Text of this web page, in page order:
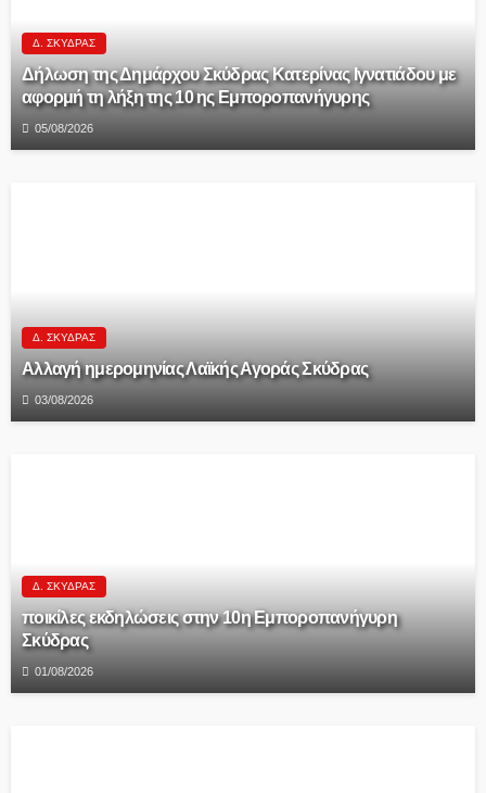
Δ. ΣΚΎΔΡΑΣ
Δήλωση της Δημάρχου Σκύδρας Κατερίνας Ιγνατιάδου με
αφορμή τη λήξη της 10 ης Εμποροπανήγυρης
05/08/2026
Δ. ΣΚΎΔΡΑΣ
Αλλαγή ημερομηνίας Λαϊκής Αγοράς Σκύδρας
03/08/2026
Δ. ΣΚΎΔΡΑΣ
ποικίλες εκδηλώσεις στην 10η Εμποροπανήγυρη
Σκύδρας
01/08/2026